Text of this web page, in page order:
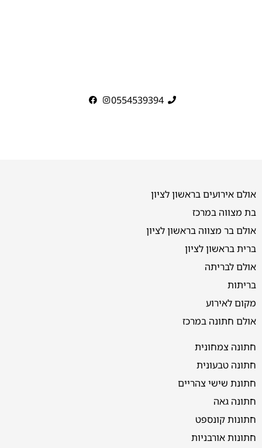
0554539394
אולם אירועים בראשון לציון
בת מצווה במרכז
אולם בר מצווה בראשון לציון
ברית בראשון לציון
אולם לבריתה
בריתות
מקום לאירוע
אולם חתונה במרכז
חתונה צמחונית
חתונה טבעונית
חתונת שישי צהריים
חתונה גאה
חתונות קונספט
חתונות אורבניות